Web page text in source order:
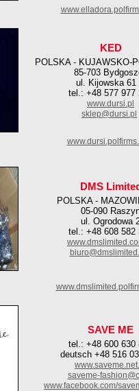
KED
POLSKA - KUJAWSKO-
85-703
ul. Kijowska 61
tel.: +48 577 977
www.dursi.pl
sklep@dursi.pl
DMS
POLSKA -
05-090
ul. Ogrodowa
tel.: +48 608 582
SAVE ME
tel.: +48 600 630
deutsch +48 516
saveme-
www.facebook.com/